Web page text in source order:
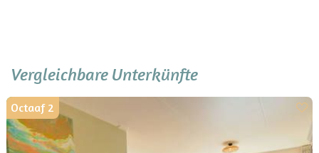
Vergleichbare Unterkünfte
Octaaf 2